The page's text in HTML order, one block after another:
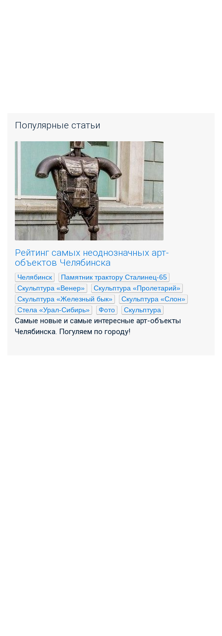
Популярные статьи
Рейтинг самых неоднозначных арт-
объектов Челябинска
Челябинск
Памятник трактору Сталинец-65
Скульптура «Венер»
Скульптура «Пролетарий»
Скульптура «Железный бык»
Скульптура «Слон»
Стела «Урал-Сибирь»
Фото Скульптура
Самые новые и самые интересные арт-объекты
Челябинска. Погуляем по городу!